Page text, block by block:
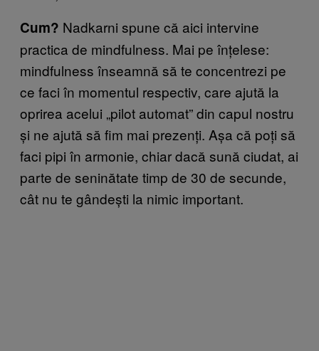
Cum? Nadkarni spune că aici intervine
practica de mindfulness. Mai pe înțelese:
mindfulness înseamnă să te concentrezi pe
ce faci în momentul respectiv, care ajută la
oprirea acelui „pilot automat” din capul nostru
și ne ajută să fim mai prezenți. Așa că poți să
faci pipi în armonie, chiar dacă sună ciudat, ai
parte de seninătate timp de 30 de secunde,
cât nu te gândești la nimic important.